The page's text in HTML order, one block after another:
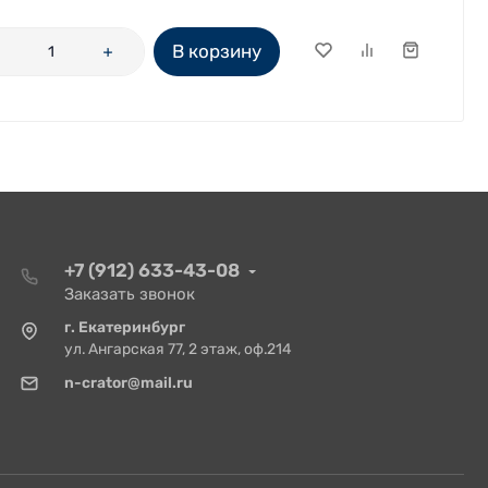
В корзину
+7 (912) 633-43-08
Заказать звонок
г. Екатеринбург
ул. Ангарская 77, 2 этаж, оф.214
n-crator@mail.ru